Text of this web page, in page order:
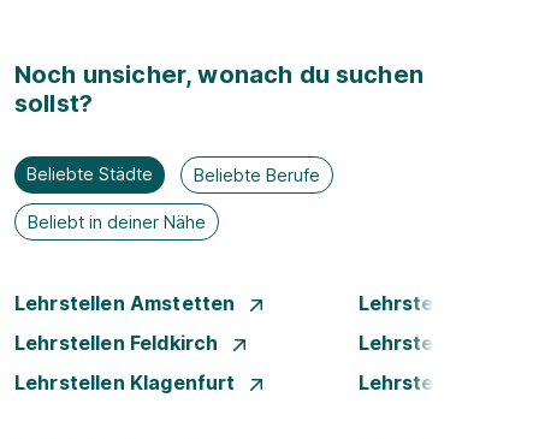
Noch unsicher, wonach du suchen
sollst?
Beliebte Städte Beliebte Berufe
Beliebt in deiner Nähe
Lehrstellen Amstetten
Lehrstellen
Lehrstellen Feldkirch
Lehrstellen Graz
Lehrstellen Klagenfurt
Lehrstellen